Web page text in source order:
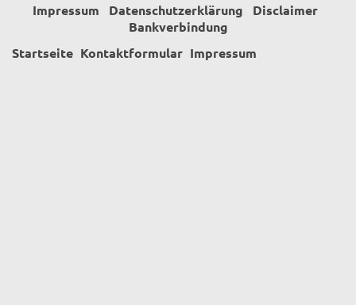
Impressum Datenschutzerklärung
Disclaimer
Bankverbindung
Startseite Kontaktformular Impressum